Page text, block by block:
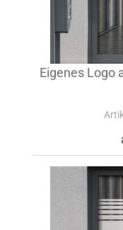
Eigenes Logo